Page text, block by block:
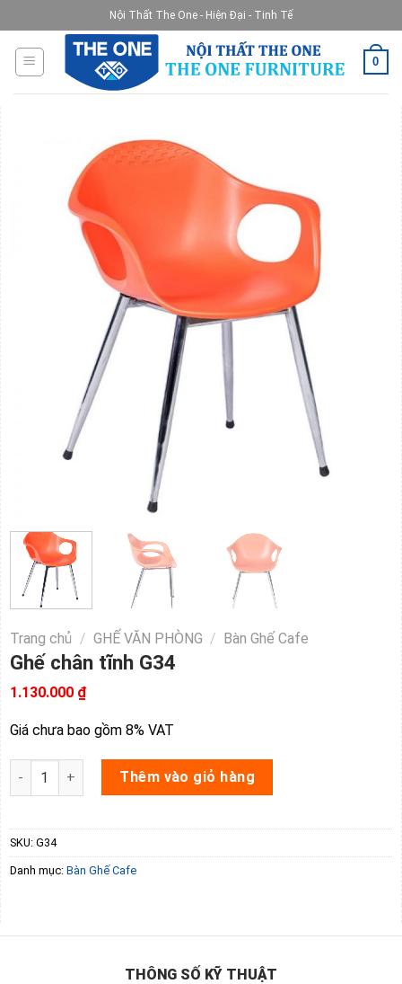
to
content
Nội Thất The One - Hiện Đại - Tinh Tế
0
Trang chủ / GHẾ VĂN PHÒNG / Bàn Ghế Cafe
Ghế chân tĩnh G34
1.130.000 ₫
Giá chưa bao gồm 8% VAT
Ghế chân tĩnh G34 số lượngThêm vào giỏ hàng
SKU: G34
Danh mục: Bàn Ghế Cafe
THÔNG SỐ KỸ THUẬT